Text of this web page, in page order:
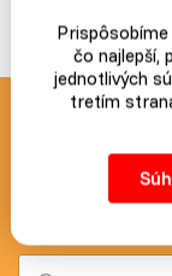
čo najlepší,
jednotlivých
tretím